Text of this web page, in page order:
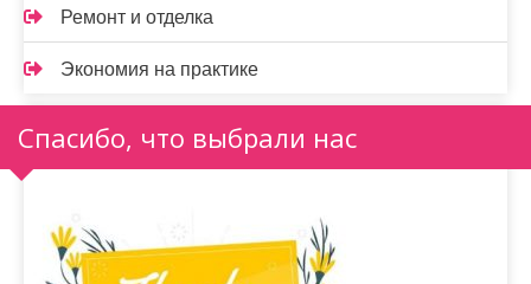
Ремонт и отделка
Экономия на практике
Спасибо, что выбрали нас